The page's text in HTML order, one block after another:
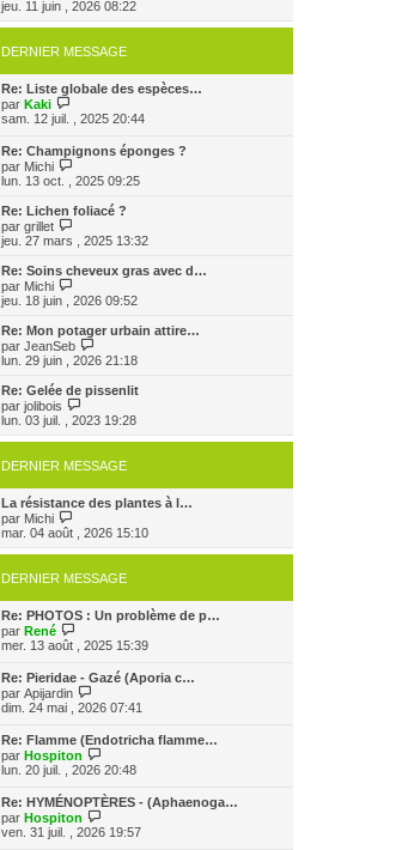
g
e
e
s
a
i
e
m
s
s
a
g
d
e
r
n
i
e
m
s
a
g
o
r
l
e
d
e
n
e
m
e
s
s
a
g
jeu. 11 juin , 2026 08:22
DERNIER MESSAGE
Re: Liste globale des espèces…
par Kaki
i
r
l
e
d
r
r
e
s
a
g
sam. 12 juil. , 2025 20:44
Re: Champignons éponges ?
par Michi
o
r
d
e
r
n
i
r
m
e
s
a
g
e
lun. 13 oct. , 2025 09:25
Re: Lichen foliacé ?
par grillet
r
e
d
e
r
n
i
r
m
e
s
a
jeu. 27 mars , 2025 13:32
Re: Soins cheveux gras avec d…
par Michi
o
r
e
d
r
n
i
e
m
s
g
e
jeu. 18 juin , 2026 09:52
Re: Mon potager urbain attire…
par JeanSeb
o
r
e
d
e
r
n
i
e
m
s
s
a
g
e
lun. 29 juin , 2026 21:18
Re: Gelée de pissenlit
par jolibois
o
r
l
e
d
e
n
i
r
e
s
a
e
lun. 03 juil. , 2023 19:28
DERNIER MESSAGE
La résistance des plantes à l…
par Michi
r
l
e
d
e
e
r
m
e
s
a
g
mar. 04 août , 2026 15:10
DERNIER MESSAGE
Re: PHOTOS : Un problème de p…
par René
o
i
l
e
d
r
n
i
r
m
e
mer. 13 août , 2025 15:39
Re: Pieridae - Gazé (Aporia c…
par Apijardin
o
l
e
d
r
n
i
dim. 24 mai , 2026 07:41
Re: Flamme (Endotricha flamme…
par Hospiton
o
r
l
e
d
lun. 20 juil. , 2026 20:48
Re: HYMÉNOPTÈRES - (Aphaenoga…
par Hospiton
o
ven. 31 juil. , 2026 19:57